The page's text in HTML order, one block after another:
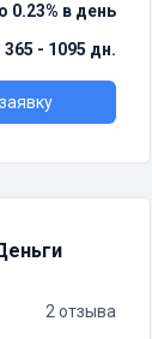
0.23% в день
365 - 1095 дн.
2 отзыва